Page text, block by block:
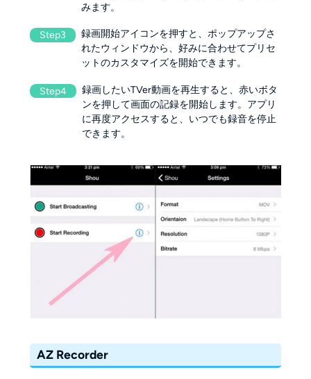
みます。
Step3
録画開始アイコンを押すと、ポップアップさ
れたウィンドウから、好みに合わせてプリセ
ットのカスタマイズを開始できます。
Step4
録画したいTVer動画を再生すると、赤いボタ
ンを押して画面の記録を開始します。アプリ
に再度アクセスすると、いつでも録音を停止
できます。
AZ Recorder